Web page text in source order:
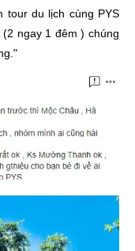
du lịch cùng PYS
ngay 1 đêm ) chúng